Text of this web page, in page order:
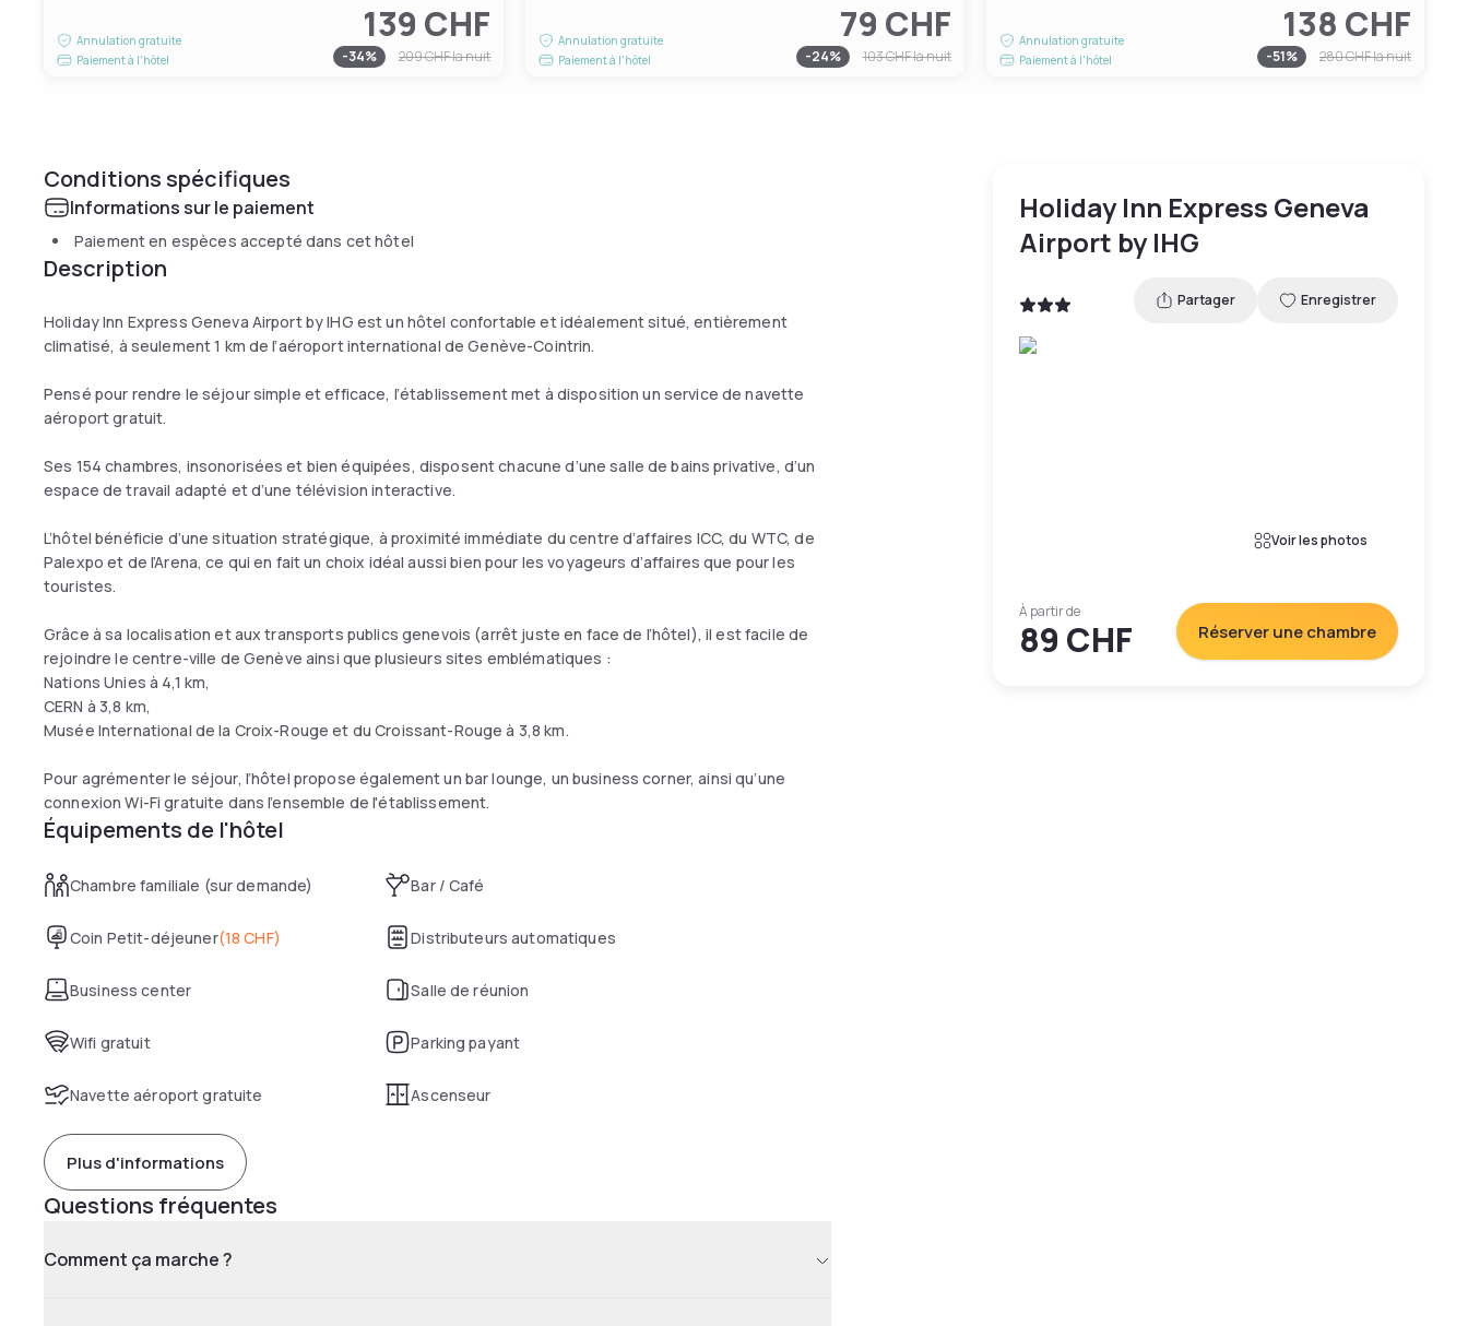
Annulation gratuite
Paiement à l'hôtel
139 CHF
-34% 209 CHFla nuit
Annulation gratuite
Paiement à l'hôtel
79 CHF
-24% 103 CHFla nuit
Annulation gratuite
Paiement à l'hôtel
138 CHF
-51% 280 CHFla nuit
Conditions spécifiques
Informations sur le paiement
Paiement en espèces accepté dans cet hôtel
Description
Holiday Inn Express Geneva Airport by IHG est un hôtel confortable et idéalement situé, entièrement
climatisé, à seulement 1 km de l’aéroport international de Genève-Cointrin.
Pensé pour rendre le séjour simple et efficace, l’établissement met à disposition un service de navette
aéroport gratuit.
Ses 154 chambres, insonorisées et bien équipées, disposent chacune d’une salle de bains privative, d’un
espace de travail adapté et d’une télévision interactive.
L’hôtel bénéficie d’une situation stratégique, à proximité immédiate du centre d’affaires ICC, du WTC, de
Palexpo et de l’Arena, ce qui en fait un choix idéal aussi bien pour les voyageurs d’affaires que pour les
touristes.
Grâce à sa localisation et aux transports publics genevois (arrêt juste en face de l’hôtel), il est facile de
rejoindre le centre-ville de Genève ainsi que plusieurs sites emblématiques :
Nations Unies à 4,1 km,
CERN à 3,8 km,
Musée International de la Croix-Rouge et du Croissant-Rouge à 3,8 km.
Pour agrémenter le séjour, l’hôtel propose également un bar lounge, un business corner, ainsi qu’une
connexion Wi-Fi gratuite dans l’ensemble de l'établissement.
Équipements de l'hôtel
Chambre familiale (sur demande) Bar / Café
Coin Petit-déjeuner(18 CHF) Distributeurs automatiques
Business center Salle de réunion
Wifi gratuit Parking payant
Navette aéroport gratuite Ascenseur
Plus d'informations
Questions fréquentes
Comment ça marche ?
Holiday Inn Express Geneva
Airport by IHG
Partager Enregistrer
Voir les photos
À partir de
89 CHF Réserver une chambre